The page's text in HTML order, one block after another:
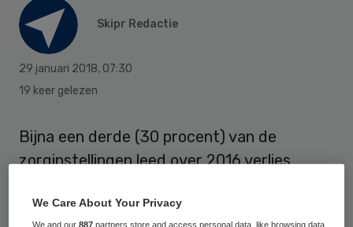
Skipr Redactie
29 januari 2018, 07:30
19 keer gelezen
Bijna een derde (30 procent) van de
zorginstellingen leed over 2016 verlies,
Statistiek (CBS). In 2015 was dat nog geen
We Care About Your Privacy
We and our887 partners store and access personal data, like browsing data